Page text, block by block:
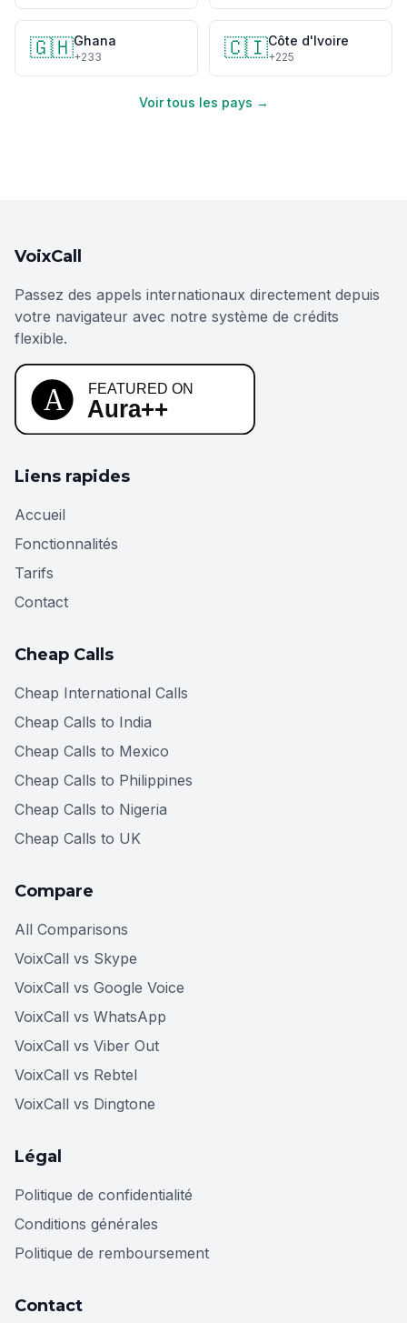
🇬🇭Ghana
+233 🇨🇮Côte d'Ivoire
+225
Voir tous les pays →
VoixCall
Passez des appels internationaux directement depuis
votre navigateur avec notre système de crédits
flexible.
Liens rapides
Accueil
Fonctionnalités
Tarifs
Contact
Cheap Calls
Cheap International Calls
Cheap Calls to India
Cheap Calls to Mexico
Cheap Calls to Philippines
Cheap Calls to Nigeria
Cheap Calls to UK
Compare
All Comparisons
VoixCall vs Skype
VoixCall vs Google Voice
VoixCall vs WhatsApp
VoixCall vs Viber Out
VoixCall vs Rebtel
VoixCall vs Dingtone
Légal
Politique de confidentialité
Conditions générales
Politique de remboursement
Contact